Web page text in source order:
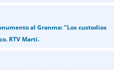
al Granma: "Los custodios
RTV Martí.